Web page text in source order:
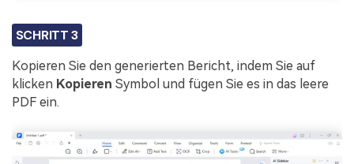
SCHRITT 3
Kopieren Sie den generierten Bericht, indem Sie auf
klicken Kopieren Symbol und fügen Sie es in das leere
PDF ein.